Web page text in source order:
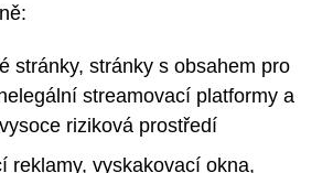
stránky, stránky s obsahem pro
streamovací platformy a
riziková prostředí
reklamy, vyskakovací okna,